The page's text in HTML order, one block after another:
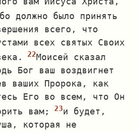
должно было принять
всего, что
всех святых Своих
Моисей сказал
Бог ваш воздвигнет
ваших Пророка, как
Его во всем, что Он
вам;
и будет,
которая не